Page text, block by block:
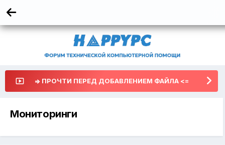
=> ПРОЧТИ ПЕРЕД ДОБАВЛЕНИЕМ ФАЙЛА <=
Мониторинги